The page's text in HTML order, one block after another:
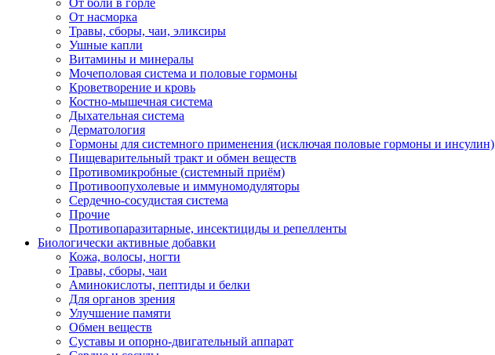
От боли в горле
От насморка
Травы, сборы, чаи, эликсиры
Ушные капли
Витамины и минералы
Мочеполовая система и половые гормоны
Кроветворение и кровь
Костно-мышечная система
Дыхательная система
Дерматология
Гормоны для системного применения (исключая половые гормоны и инсулин)
Пищеварительный тракт и обмен веществ
Противомикробные (системный приём)
Противоопухолевые и иммуномодуляторы
Сердечно-сосудистая система
Прочие
Противопаразитарные, инсектициды и репелленты
Биологически активные добавки
Кожа, волосы, ногти
Травы, сборы, чаи
Аминокислоты, пептиды и белки
Для органов зрения
Улучшение памяти
Обмен веществ
Суставы и опорно-двигательный аппарат